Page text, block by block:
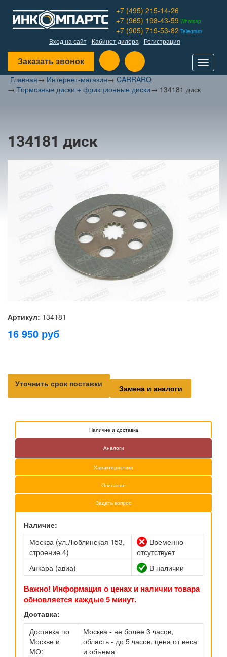
+7 (495) 215-14-26
+7 (965) 198-43-59 Whatsap
+7 (905) 719-53-82 Telegram
Вход на сайт Кабинет дилера Регистрация
Заказать звонок
Toggle
Главная→ Интернет-магазин→ CARRARO
→ Тормозные диски + фрикционные диски→ 134181 диск
134181 диск
Артикул: 134181
16 950 руб
Уточнить срок поставки Замена и аналоги
Наличие и доставка
Аналоги
Характеристики
Описание
Задать вопрос
Наличие:
Москва (ул.Люблинская 153,
строение 4)
Временно
отсутствует
Анкара (авиа)
В наличии
Важно! Информация о ценах и наличии товара
обновляется каждые 5 минут.
Доставка:
Доставка по
Москве и
МО:
Москва - не более 3 часов,
область - до 5 часов, цена от веса
и объема